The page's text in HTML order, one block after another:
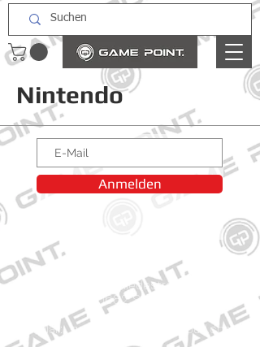
Nintendo
Anmelden
Große Schmiedestraße 34
21682 Stade
E-Mail: gamepointstade@icloud.com